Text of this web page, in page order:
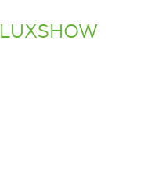
LUXSHOW